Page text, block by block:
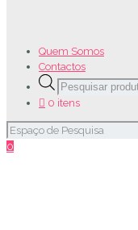
Quem Somos
Contactos
Products
search
0 itens
0